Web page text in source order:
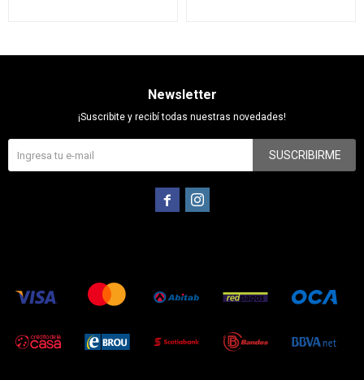
Newsletter
¡Suscribite y recibí todas nuestras novedades!
SUSCRIBIRME
 